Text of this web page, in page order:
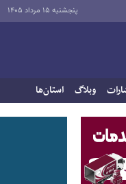
پنجشنبه ۱۵ مرداد ۱۴۰۵
وبلاگ استان‌ها